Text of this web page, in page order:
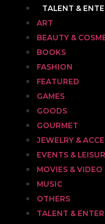
TALENT &
ART
BEAUTY &
BOOKS
FASHION
FEATURED
GAMES
GOODS
GOURMET
JEWELRY &
EVENTS &
MOVIES & VIDEO
MUSIC
OTHERS
TALENT &